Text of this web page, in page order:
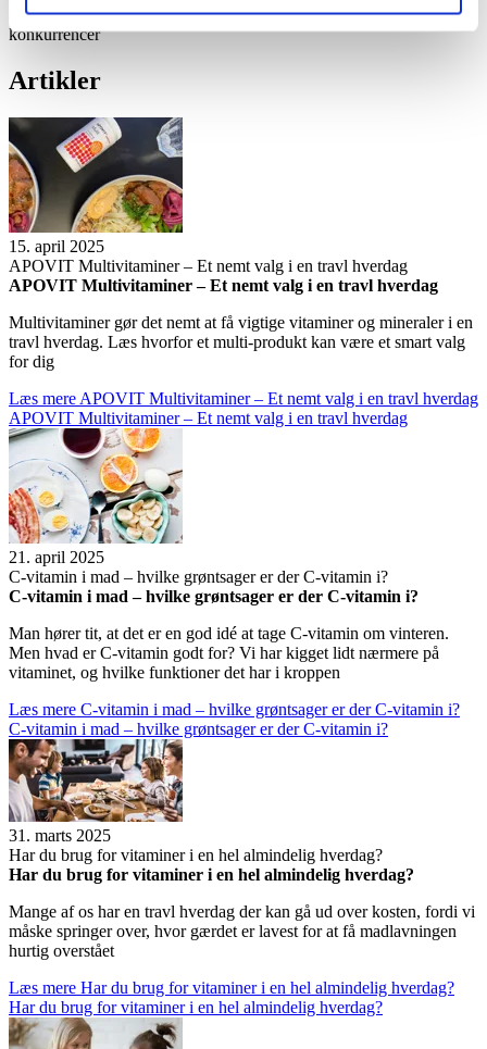
aktivitet. De er især nyttige til lange træningssessioner eller
konkurrencer
Artik­ler
15. april 2025
APOVIT Mul­ti­vi­ta­mi­ner – Et nemt valg i en travl hver­dag
APOVIT Mul­ti­vi­ta­mi­ner – Et nemt valg i en travl hver­dag
Multivitaminer gør det nemt at få vigtige vitaminer og mineraler i en
travl hverdag. Læs hvorfor et multi-produkt kan være et smart valg
for dig
Læs mere APOVIT Mul­ti­vi­ta­mi­ner – Et nemt valg i en travl hver­dag
APOVIT Mul­ti­vi­ta­mi­ner – Et nemt valg i en travl hver­dag
21. april 2025
C-vita­min i mad – hvilke grøntsa­ger er der C-vita­min i?
C-vita­min i mad – hvilke grøntsa­ger er der C-vita­min i?
Man hører tit, at det er en god idé at tage C-vitamin om vinteren.
Men hvad er C-vitamin godt for? Vi har kigget lidt nærmere på
vitaminet, og hvilke funktioner det har i kroppen
Læs mere C-vita­min i mad – hvilke grøntsa­ger er der C-vita­min i?
C-vita­min i mad – hvilke grøntsa­ger er der C-vita­min i?
31. marts 2025
Har du brug for vita­mi­ner i en hel almin­de­lig hver­dag?
Har du brug for vita­mi­ner i en hel almin­de­lig hver­dag?
Mange af os har en travl hverdag der kan gå ud over kosten, fordi vi
måske springer over, hvor gærdet er lavest for at få madlavningen
hurtig overstået
Læs mere Har du brug for vita­mi­ner i en hel almin­de­lig hver­dag?
Har du brug for vita­mi­ner i en hel almin­de­lig hver­dag?